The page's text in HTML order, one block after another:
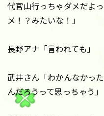
代官山行っちゃダメだよ
メ！？みたいな！」
長野アナ「言われても」
武井さん「わかんなかっ
んだろうって思っちゃう」